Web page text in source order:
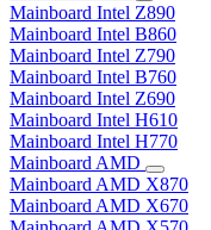
Mainboard Intel Z890
Mainboard Intel B860
Mainboard Intel Z790
Mainboard Intel B760
Mainboard Intel Z690
Mainboard Intel H610
Mainboard Intel H770
Mainboard AMD
Mainboard AMD X870
Mainboard AMD X670